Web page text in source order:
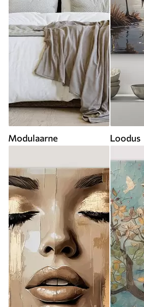
Modulaarne Loodus